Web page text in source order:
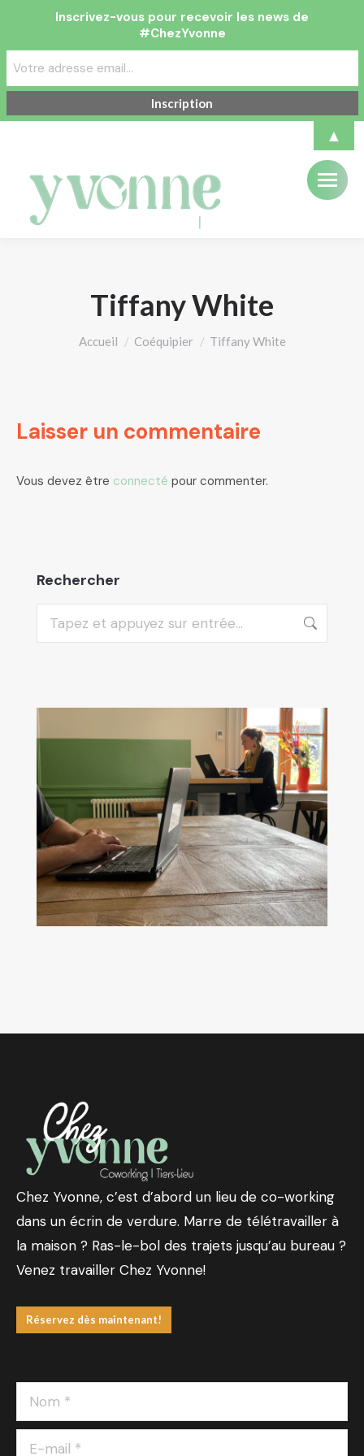
Tiffany White
Vous êtes ici :
Accueil Coéquipier Tiffany White
Laisser un commentaire
Vous devez être connecté pour commenter.
Rechercher
Recherche
:
Chez Yvonne, c’est d’abord un lieu de co-working
dans un écrin de verdure. Marre de télétravailler à
la maison ? Ras-le-bol des trajets jusqu’au bureau ?
Venez travailler Chez Yvonne!
Réservez dès maintenant!
Nom *
E-mail *
Inscrivez-vous pour recevoir les news de
#ChezYvonne
▲